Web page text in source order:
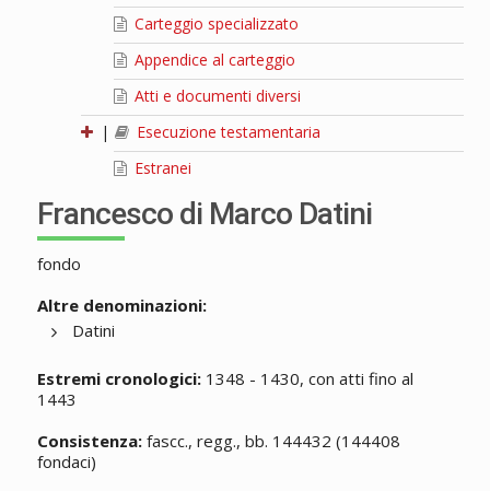
Carteggio specializzato
Appendice al carteggio
Atti e documenti diversi
|
Esecuzione testamentaria
Estranei
Francesco di Marco Datini
fondo
Altre denominazioni:
Datini
Estremi cronologici:1348 - 1430, con atti fino al
1443
Consistenza:fascc., regg., bb. 144432 (144408
fondaci)